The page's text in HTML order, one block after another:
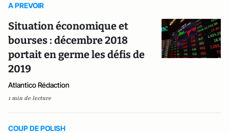
A PREVOIR
Situation économique et
bourses : décembre 2018
portait en germe les défis de
2019
Atlantico Rédaction
1 min de lecture
COUP DE POLISH